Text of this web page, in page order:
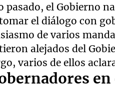
pasado, el Gobierno
el diálogo con
de varios
alejados del
varios de ellos
en